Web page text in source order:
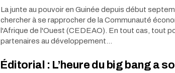
La junte au pouvoir en Guinée depuis début
chercher à se rapprocher de la Communauté
l'Afrique de l'Ouest (CEDEAO). En tout cas, tout
partenaires au développement…
Éditorial : L’heure du big bang a